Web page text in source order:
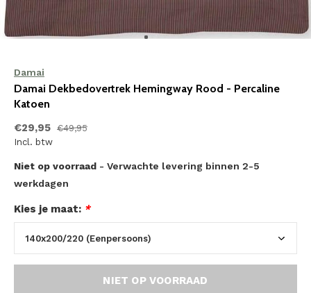
Damai
Damai Dekbedovertrek Hemingway Rood - Percaline
Katoen
€29,95 €49,95
Incl. btw
Niet op voorraad - Verwachte levering binnen 2-5
werkdagen
Kies je maat: *
NIET OP VOORRAAD